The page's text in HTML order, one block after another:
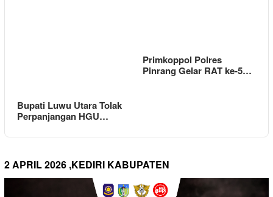
Bupati Luwu Utara Tolak
Perpanjangan HGU…
Primkoppol Polres
Pinrang Gelar RAT ke-5…
2 APRIL 2026 ,KEDIRI KABUPATEN